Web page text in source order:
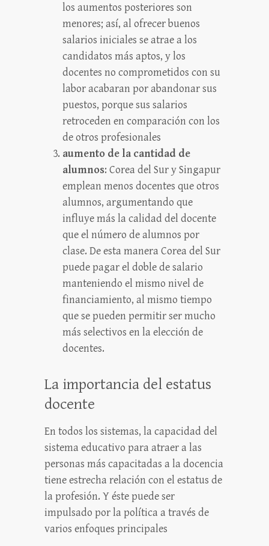
los aumentos posteriores son
menores; así, al ofrecer buenos
salarios iniciales se atrae a los
candidatos más aptos, y los
docentes no comprometidos con su
labor acabaran por abandonar sus
puestos, porque sus salarios
retroceden en comparación con los
de otros profesionales
aumento de la cantidad de
alumnos: Corea del Sur y Singapur
emplean menos docentes que otros
alumnos, argumentando que
influye más la calidad del docente
que el número de alumnos por
clase. De esta manera Corea del Sur
puede pagar el doble de salario
manteniendo el mismo nivel de
financiamiento, al mismo tiempo
que se pueden permitir ser mucho
más selectivos en la elección de
docentes.
La importancia del estatus
docente
En todos los sistemas, la capacidad del
sistema educativo para atraer a las
personas más capacitadas a la docencia
tiene estrecha relación con el estatus de
la profesión. Y éste puede ser
impulsado por la política a través de
varios enfoques principales